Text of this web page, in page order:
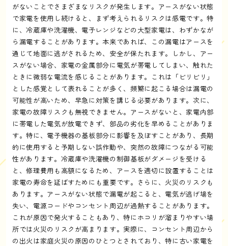
がないことでさまざまなリスクが発生します。アースがない状態
で家電を使用し続けると、まず考えられるリスクは感電です。特
に、冷蔵庫や洗濯機、電子レンジなどの大型家電は、わずかなが
ら漏電することがあります。本来であれば、この漏電はアースを
通じて地面に逃がされるため、安全が保たれます。しかし、アー
スがない場合、家電の金属部分に電気が帯電してしまい、触れた
ときに微弱な電流を感じることがあります。これは「ビリビリ」
とした感覚として表れることが多く、頻繁に起こる場合は漏電の
可能性が高いため、早急に対策を講じる必要があります。次に、
家電の故障リスクも無視できません。アースがないと、家電内部
に帯電した電気が放電できず、部品の劣化を早めることがありま
す。特に、電子機器の基板部分に影響を及ぼすことがあり、長期
的に使用すると予期しない誤作動や、突然の故障につながる可能
性があります。冷蔵庫や洗濯機の制御基板がダメージを受ける
と、修理費用も高額になるため、アースを適切に設置することは
家電の寿命を延ばすためにも重要です。さらに、火災のリスクも
あります。アースがない状態で漏電が起こると、電気が逃げ場を
失い、電源コードやコンセント周辺が過熱することがあります。
これが原因で発火することもあり、特にホコリが溜まりやすい場
所では火災のリスクが高まります。実際に、コンセント周辺から
の出火は家庭火災の原因のひとつとされており、特に古い家電を